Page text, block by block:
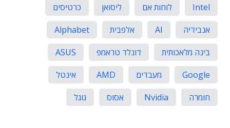
Intel לוחות אם ליסואן
כרטיסים
אנבידיה
AI אלפבית
Alphabet
בינה מלאכותית
דונלד טראמפ
ASUS
Google
מעבדים AMD
אינטל
חומרה
Nvidia אסוס גוגל